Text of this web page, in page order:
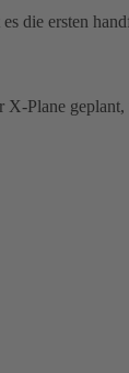
die ersten
Plane